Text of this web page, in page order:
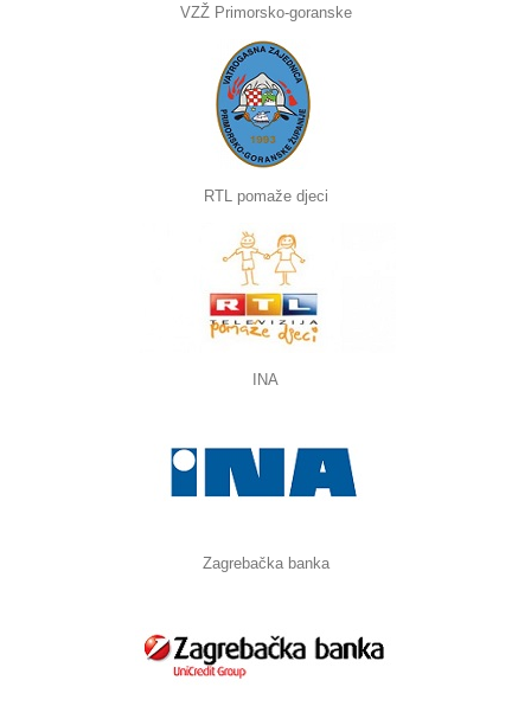
VZŽ Primorsko-goranske
RTL pomaže djeci
INA
Zagrebačka banka